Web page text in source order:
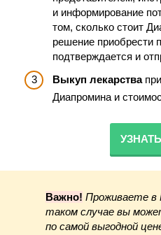
и информирование
том, сколько стоит
решение приобрести
подтверждается и
Выкуп лекарства
Диапромина и
Важно! Проживаете в
таком случае вы
по самой выгодной